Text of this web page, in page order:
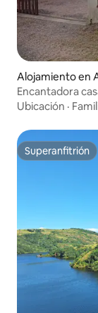
Alojamiento en
Encantadora
Ubicación ·
Superanfitrión
Superanfitrión